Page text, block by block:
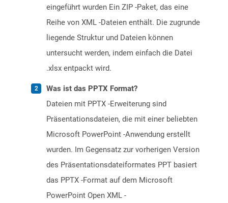
eingeführt wurden Ein ZIP -Paket, das eine
Reihe von XML -Dateien enthält. Die zugrunde
liegende Struktur und Dateien können
untersucht werden, indem einfach die Datei
.xlsx entpackt wird.
Was ist das PPTX Format?
Dateien mit PPTX -Erweiterung sind
Präsentationsdateien, die mit einer beliebten
Microsoft PowerPoint -Anwendung erstellt
wurden. Im Gegensatz zur vorherigen Version
des Präsentationsdateiformates PPT basiert
das PPTX -Format auf dem Microsoft
PowerPoint Open XML -